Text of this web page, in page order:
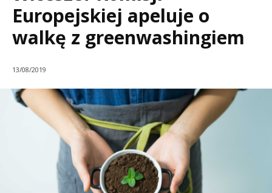
Europejskiej apeluje o
walkę z greenwashingiem
13/08/2019